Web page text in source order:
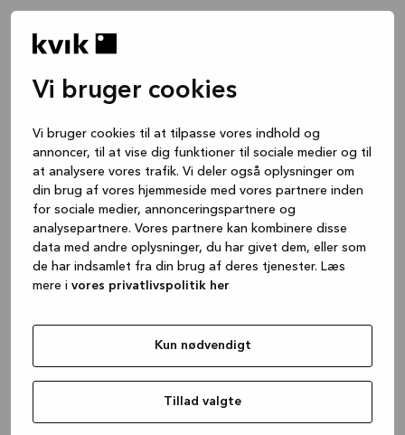
Vi bruger cookies
Vi bruger cookies til at tilpasse vores indhold og
annoncer, til at vise dig funktioner til sociale medier og til
at analysere vores trafik. Vi deler også oplysninger om
din brug af vores hjemmeside med vores partnere inden
for sociale medier, annonceringspartnere og
analysepartnere. Vores partnere kan kombinere disse
data med andre oplysninger, du har givet dem, eller som
de har indsamlet fra din brug af deres tjenester. Læs
mere i vores privatlivspolitik her
Kun nødvendigt
Tillad valgte
(see the browser console for more
information).